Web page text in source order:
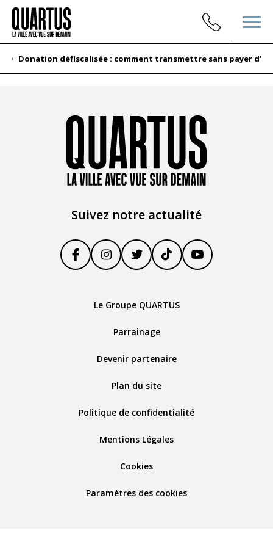
Donation défiscalisée : comment transmettre sans payer
Suivez notre actualité
Le Groupe QUARTUS
Parrainage
Devenir partenaire
Plan du site
Politique de confidentialité
Mentions Légales
Cookies
Paramètres des cookies